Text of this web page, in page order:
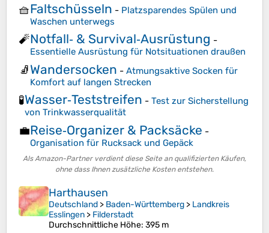
🧺Faltschüsseln - Platzsparendes Spülen und
Waschen unterwegs
🧨Notfall‑ & Survival‑Ausrüstung -
Essentielle Ausrüstung für Notsituationen draußen
🧦Wandersocken - Atmungsaktive Socken für
Komfort auf langen Strecken
🧪Wasser‑Teststreifen - Test zur Sicherstellung
von Trinkwasserqualität
💼Reise‑Organizer & Packsäcke -
Organisation für Rucksack und Gepäck
Als Amazon-Partner verdient diese Seite an qualifizierten Käufen,
ohne dass Ihnen zusätzliche Kosten entstehen.
Harthausen
Deutschland > Baden-Württemberg > Landkreis
Esslingen > Filderstadt
Durchschnittliche Höhe: 395 m